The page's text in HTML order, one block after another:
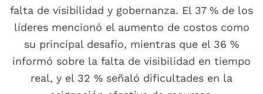
falta de visibilidad y gobernanza. El 37 % de los
líderes mencionó el aumento de costos como
su principal desafío, mientras que el 36 %
informó sobre la falta de visibilidad en tiempo
real, y el 32 % señaló dificultades en la